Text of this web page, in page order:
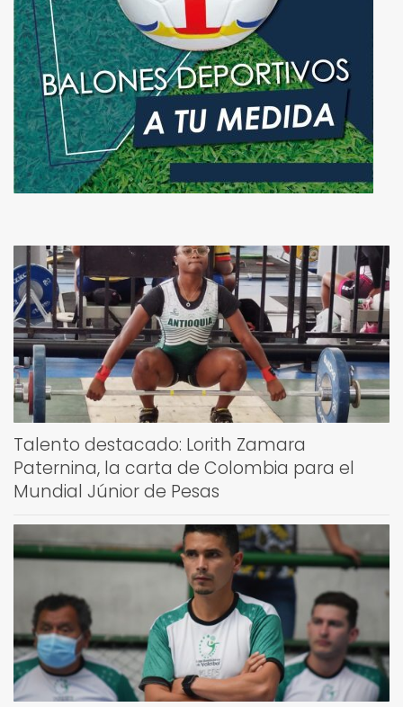
Talento destacado: Lorith Zamara
Paternina, la carta de Colombia para el
Mundial Júnior de Pesas